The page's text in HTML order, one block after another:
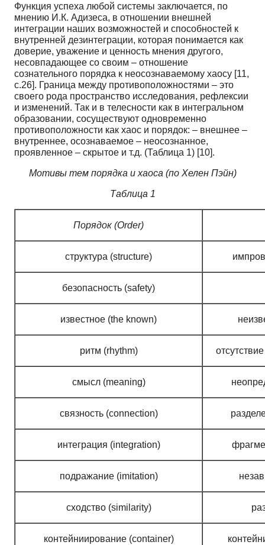
Функция успеха любой системы заключается, по
мнению И.К. Адизеса, в отношении внешней
интеграции наших возможностей и способностей к
внутренней дезинтеграции, которая понимается как
доверие, уважение и ценность мнения другого,
несовпадающее со своим – отношение
сознательного порядка к неосознаваемому хаосу [11,
c.26]. Граница между противоположностями – это
своего рода пространство исследования, рефлексии
и изменений. Так и в телесности как в интегральном
образовании, сосуществуют одновременно
противоположности как хаос и порядок: – внешнее –
внутреннее, осознаваемое – неосознанное,
проявленное – скрытое и т.д. (Таблица 1) [10].
Мотивы тем порядка и хаоса (по Хелен Пэйн)
Таблица 1
Порядок (Order)
структура (structure)
безопасность (safety)
известное (the known)
ритм (rhythm)
смысл (meaning)
связность (connection)
интеграция (integration)
подражание (imitation)
сходство (similarity)
контейниирование (container)